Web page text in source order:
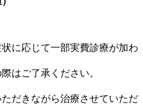
に応じて一部実費診療が加わ
はご了承ください。
だきながら治療させていただ